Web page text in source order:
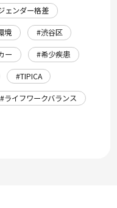
ェンダー格差
境
#渋谷区
ー
#希少疾患
#TIPICA
#ライフワークバランス